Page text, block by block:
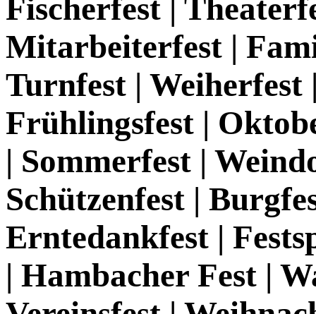
Fischerfest |
Mitarbeiterfest |
Turnfest | Weiherfest
Frühlingsfest |
| Sommerfest |
Schützenfest |
Erntedankfest |
| Hambacher Fest |